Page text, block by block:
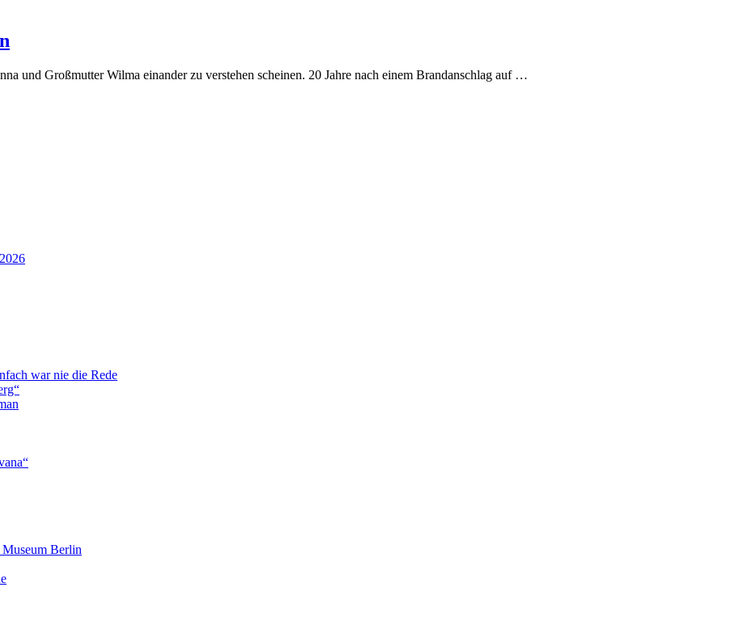
und Großmutter Wilma einander zu verstehen scheinen. 20 Jahre nach einem Brandanschlag auf …